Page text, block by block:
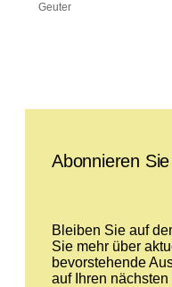
Geuter
Abonnieren
Bleiben Sie auf
Sie mehr über
bevorstehende
auf Ihren nächsten